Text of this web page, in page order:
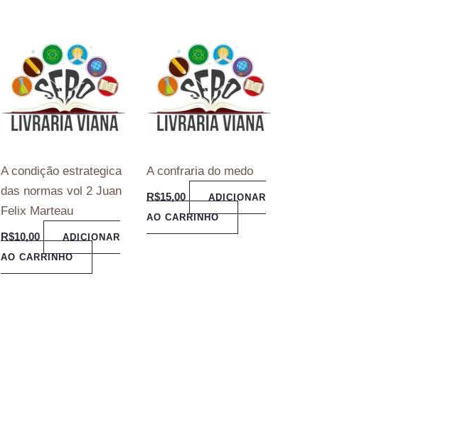
A condição estrategica
das normas vol 2 Juan
Felix Marteau
R$10,00
ADICIONAR
AO CARRINHO
A confraria do medo
R$15,00
ADICIONAR
AO CARRINHO